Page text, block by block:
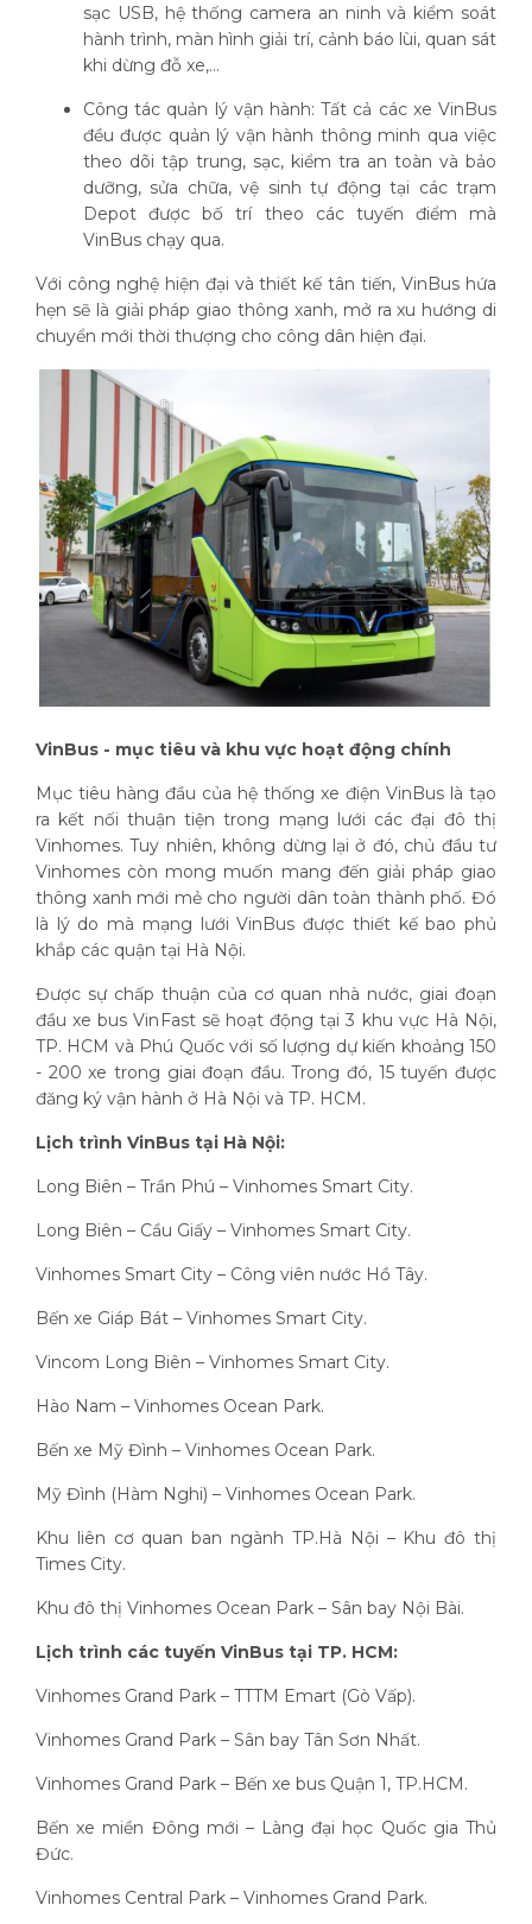
sạc USB, hệ thống camera an ninh và kiểm soát
hành trình, màn hình giải trí, cảnh báo lùi, quan sát
khi dừng đỗ xe,...
Công tác quản lý vận hành: Tất cả các xe VinBus
đều được quản lý vận hành thông minh qua việc
theo dõi tập trung, sạc, kiểm tra an toàn và bảo
dưỡng, sửa chữa, vệ sinh tự động tại các trạm
Depot được bố trí theo các tuyến điểm mà
VinBus chạy qua.
Với công nghệ hiện đại và thiết kế tân tiến, VinBus hứa
hẹn sẽ là giải pháp giao thông xanh, mở ra xu hướng di
chuyển mới thời thượng cho công dân hiện đại.
VinBus - mục tiêu và khu vực hoạt động chính
Mục tiêu hàng đầu của hệ thống xe điện VinBus là tạo
ra kết nối thuận tiện trong mạng lưới các đại đô thị
Vinhomes. Tuy nhiên, không dừng lại ở đó, chủ đầu tư
Vinhomes còn mong muốn mang đến giải pháp giao
thông xanh mới mẻ cho người dân toàn thành phố. Đó
là lý do mà mạng lưới VinBus được thiết kế bao phủ
khắp các quận tại Hà Nội.
Được sự chấp thuận của cơ quan nhà nước, giai đoạn
đầu xe bus VinFast sẽ hoạt động tại 3 khu vực Hà Nội,
TP. HCM và Phú Quốc với số lượng dự kiến khoảng 150
- 200 xe trong giai đoạn đầu. Trong đó, 15 tuyến được
đăng ký vận hành ở Hà Nội và TP. HCM.
Lịch trình VinBus tại Hà Nội:
Long Biên – Trần Phú – Vinhomes Smart City.
Long Biên – Cầu Giấy – Vinhomes Smart City.
Vinhomes Smart City – Công viên nước Hồ Tây.
Bến xe Giáp Bát – Vinhomes Smart City.
Vincom Long Biên – Vinhomes Smart City.
Hào Nam – Vinhomes Ocean Park.
Bến xe Mỹ Đình – Vinhomes Ocean Park.
Mỹ Đình (Hàm Nghi) – Vinhomes Ocean Park.
Khu liên cơ quan ban ngành TP.Hà Nội – Khu đô thị
Times City.
Khu đô thị Vinhomes Ocean Park – Sân bay Nội Bài.
Lịch trình các tuyến VinBus tại TP. HCM:
Vinhomes Grand Park – TTTM Emart (Gò Vấp).
Vinhomes Grand Park – Sân bay Tân Sơn Nhất.
Vinhomes Grand Park – Bến xe bus Quận 1, TP.HCM.
Bến xe miền Đông mới – Làng đại học Quốc gia Thủ
Đức.
Vinhomes Central Park – Vinhomes Grand Park.